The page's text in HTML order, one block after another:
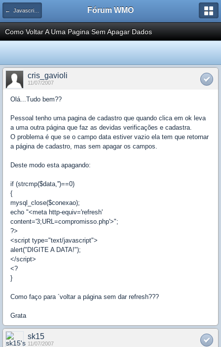
← Javascript / DOM / AJAX / ECMAScript Fórum WMO
Como Voltar A Uma Pagina Sem Apagar Dados
cris_gavioli
11/07/2007
Olá...Tudo bem??
Pessoal tenho uma pagina de cadastro que quando clica em ok leva
a uma outra página que faz as devidas verificações e cadastra.
O problema é que se o campo data estiver vazio ela tem que retornar
a página de cadastro, mas sem apagar os campos.
Deste modo esta apagando:
if (strcmp($data,'')==0)
{
mysql_close($conexao);
echo "<meta http-equiv='refresh'
content='3;URL=compromisso.php'>";
?>
<script type="text/javascript">
alert("DIGITE A DATA!");
</script>
<?
}
Como faço para ´voltar a página sem dar refresh???
Grata
sk15
11/07/2007